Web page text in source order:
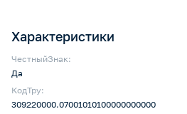
Характеристики
ЧестныйЗнак:
Да
КодТру:
309220000.07001010100000000000